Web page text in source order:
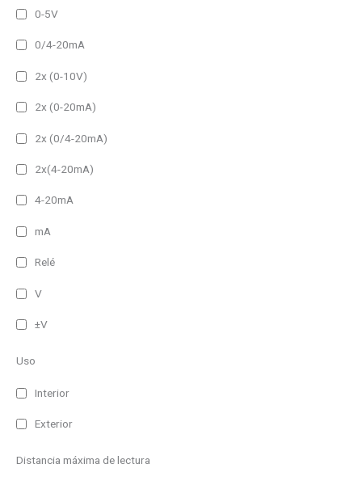
0-5V
0/4-20mA
2x (0-10V)
2x (0-20mA)
2x (0/4-20mA)
2x(4-20mA)
4-20mA
mA
Relé
V
±V
Uso
Interior
Exterior
Distancia máxima de lectura